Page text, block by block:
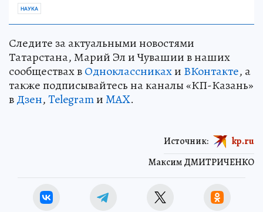
НАУКА
Следите за актуальными новостями
Татарстана, Марий Эл и Чувашии в наших
сообществах вОдноклассникахи ВКонтакте, а
также подписывайтесь на каналы «КП-Казань»
вДзен,TelegramиMAX.
Максим ДМИТРИЧЕНКО
Источник: kp.ru